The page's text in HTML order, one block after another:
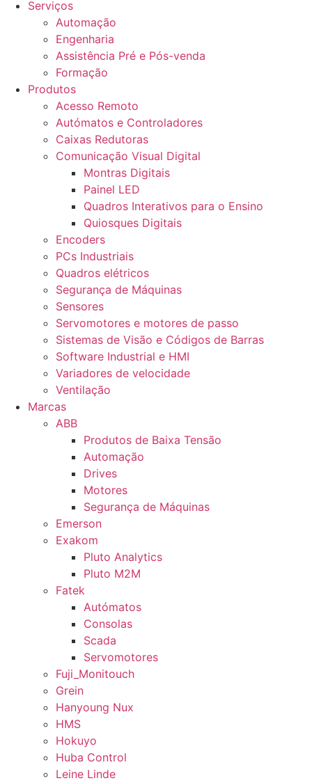
Serviços
Automação
Engenharia
Assistência Pré e Pós-venda
Formação
Produtos
Acesso Remoto
Autómatos e Controladores
Caixas Redutoras
Comunicação Visual Digital
Montras Digitais
Painel LED
Quadros Interativos para o Ensino
Quiosques Digitais
Encoders
PCs Industriais
Quadros elétricos
Segurança de Máquinas
Sensores
Servomotores e motores de passo
Sistemas de Visão e Códigos de Barras
Software Industrial e HMI
Variadores de velocidade
Ventilação
Marcas
ABB
Produtos de Baixa Tensão
Automação
Drives
Motores
Segurança de Máquinas
Emerson
Exakom
Pluto Analytics
Pluto M2M
Fatek
Autómatos
Consolas
Scada
Servomotores
Fuji_Monitouch
Grein
Hanyoung Nux
HMS
Hokuyo
Huba Control
Leine Linde